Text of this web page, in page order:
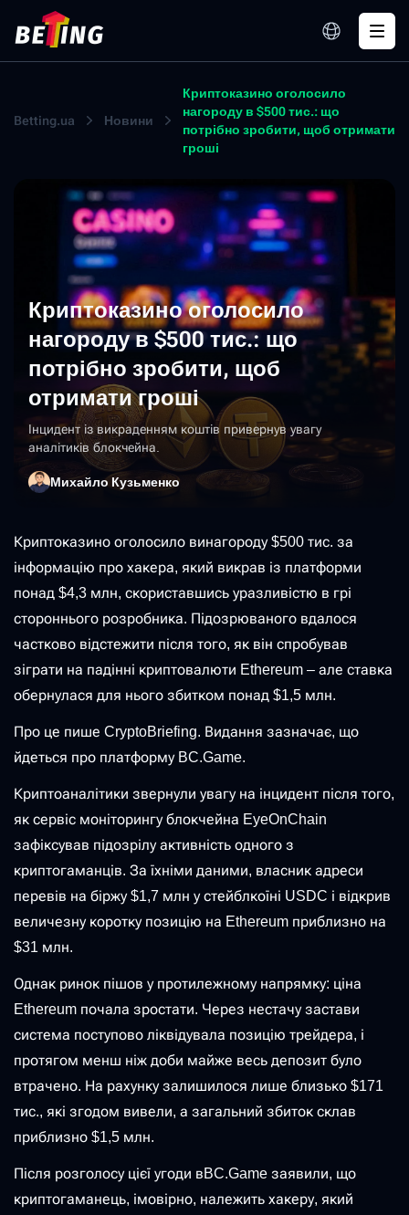
Betting.ua Новини
Криптоказино оголосило
нагороду в $500 тис.: що
потрібно зробити, щоб отримати
гроші
Криптоказино оголосило
нагороду в $500 тис.: що
потрібно зробити, щоб
отримати гроші
Інцидент із викраденням коштів привернув увагу
аналітиків блокчейна.
Михайло Кузьменко
Криптоказино оголосило винагороду $500 тис. за
інформацію про хакера, який викрав із платформи
понад $4,3 млн, скориставшись уразливістю в грі
стороннього розробника. Підозрюваного вдалося
частково відстежити після того, як він спробував
зіграти на падінні криптовалюти Ethereum – але ставка
обернулася для нього збитком понад $1,5 млн.
Про це пише CryptoBriefing. Видання зазначає, що
йдеться про платформу BC.Game.
Криптоаналітики звернули увагу на інцидент після того,
як сервіс моніторингу блокчейна EyeOnChain
зафіксував підозрілу активність одного з
криптогаманців. За їхніми даними, власник адреси
перевів на біржу $1,7 млн у стейблкоїні USDC і відкрив
величезну коротку позицію на Ethereum приблизно на
$31 млн.
Однак ринок пішов у протилежному напрямку: ціна
Ethereum почала зростати. Через нестачу застави
система поступово ліквідувала позицію трейдера, і
протягом менш ніж доби майже весь депозит було
втрачено. На рахунку залишилося лише близько $171
тис., які згодом вивели, а загальний збиток склав
приблизно $1,5 млн.
Після розголосу цієї угоди вBC.Game заявили, що
криптогаманець, імовірно, належить хакеру, який